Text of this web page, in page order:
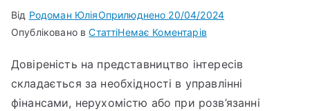
Від Родоман ЮліяОприлюднено 20/04/2024
Опубліковано вСтаттіНемає Коментарів
Довіреність на представництво інтересів
складається за необхідності в управлінні
фінансами, нерухомістю або при розв’язанні